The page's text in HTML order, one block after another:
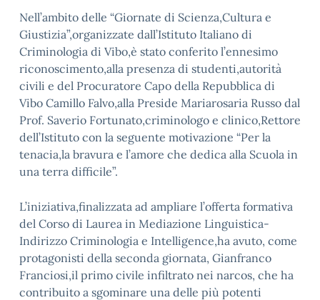
Nell’ambito delle “Giornate di Scienza,Cultura e
Giustizia”,organizzate dall’Istituto Italiano di
Criminologia di Vibo,è stato conferito l’ennesimo
riconoscimento,alla presenza di studenti,autorità
civili e del Procuratore Capo della Repubblica di
Vibo Camillo Falvo,alla Preside Mariarosaria Russo dal
Prof. Saverio Fortunato,criminologo e clinico,Rettore
dell’Istituto con la seguente motivazione “Per la
tenacia,la bravura e l’amore che dedica alla Scuola in
una terra difficile”.
L’iniziativa,finalizzata ad ampliare l’offerta formativa
del Corso di Laurea in Mediazione Linguistica-
Indirizzo Criminologia e Intelligence,ha avuto, come
protagonisti della seconda giornata, Gianfranco
Franciosi,il primo civile infiltrato nei narcos, che ha
contribuito a sgominare una delle più potenti